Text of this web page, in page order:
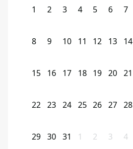
1 2 3 4 5 6 7
8 9 10 11 12 13 14
15 16 17 18 19 20 21
22 23 24 25 26 27 28
29 30 31 1 2 3 4